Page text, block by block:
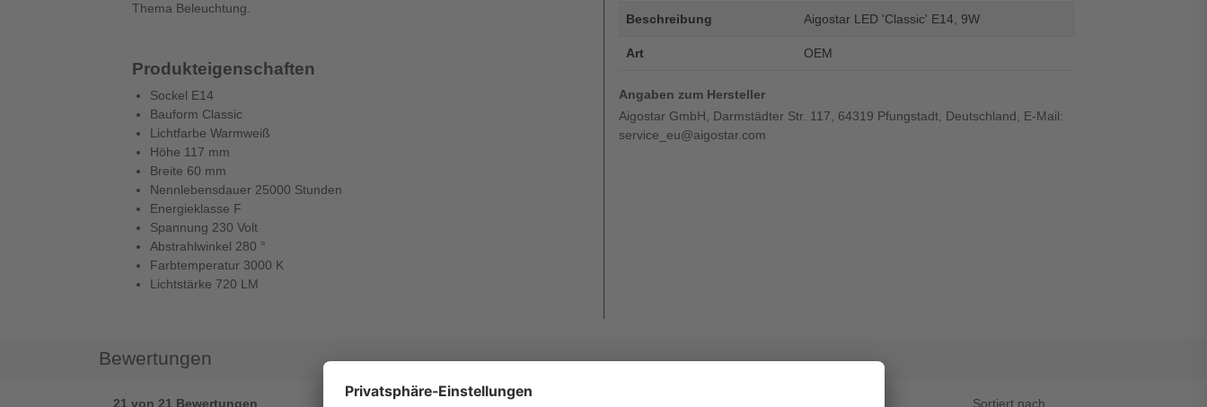
Thema Beleuchtung.
Produkteigenschaften
Sockel E14
Bauform Classic
Lichtfarbe Warmweiß
Höhe 117 mm
Breite 60 mm
Nennlebensdauer 25000 Stunden
Energieklasse F
Spannung 230 Volt
Abstrahlwinkel 280 °
Farbtemperatur 3000 K
Lichtstärke 720 LM
Beschreibung Aigostar LED 'Classic' E14, 9W
Art OEM
Angaben zum Hersteller
Aigostar GmbH, Darmstädter Str. 117, 64319 Pfungstadt, Deutschland, E-Mail:
service_eu@aigostar.com
Bewertungen
21 von 21 Bewertungen Sortiert nach